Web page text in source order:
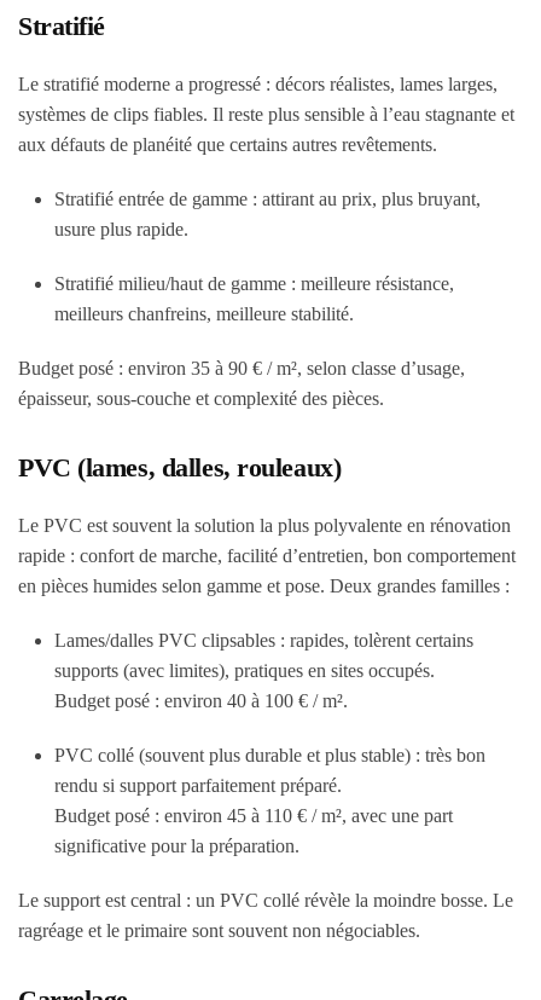
Stratifié
Le stratifié moderne a progressé : décors réalistes, lames larges,
systèmes de clips fiables. Il reste plus sensible à l’eau stagnante et
aux défauts de planéité que certains autres revêtements.
Stratifié entrée de gamme : attirant au prix, plus bruyant,
usure plus rapide.
Stratifié milieu/haut de gamme : meilleure résistance,
meilleurs chanfreins, meilleure stabilité.
Budget posé : environ 35 à 90 € / m², selon classe d’usage,
épaisseur, sous-couche et complexité des pièces.
PVC (lames, dalles, rouleaux)
Le PVC est souvent la solution la plus polyvalente en rénovation
rapide : confort de marche, facilité d’entretien, bon comportement
en pièces humides selon gamme et pose. Deux grandes familles :
Lames/dalles PVC clipsables : rapides, tolèrent certains
supports (avec limites), pratiques en sites occupés.
Budget posé : environ 40 à 100 € / m².
PVC collé (souvent plus durable et plus stable) : très bon
rendu si support parfaitement préparé.
Budget posé : environ 45 à 110 € / m², avec une part
significative pour la préparation.
Le support est central : un PVC collé révèle la moindre bosse. Le
ragréage et le primaire sont souvent non négociables.